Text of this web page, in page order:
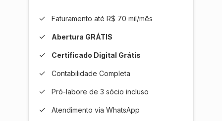
✓ Faturamento até R$ 70 mil/mês
✓ Abertura GRÁTIS
✓ Certificado Digital Grátis
✓ Contabilidade Completa
✓ Pró-labore de 3 sócio incluso
✓ Atendimento via WhatsApp